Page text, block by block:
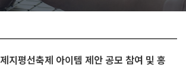
지평선축제 아이템 제안 공모 참여 및 홍